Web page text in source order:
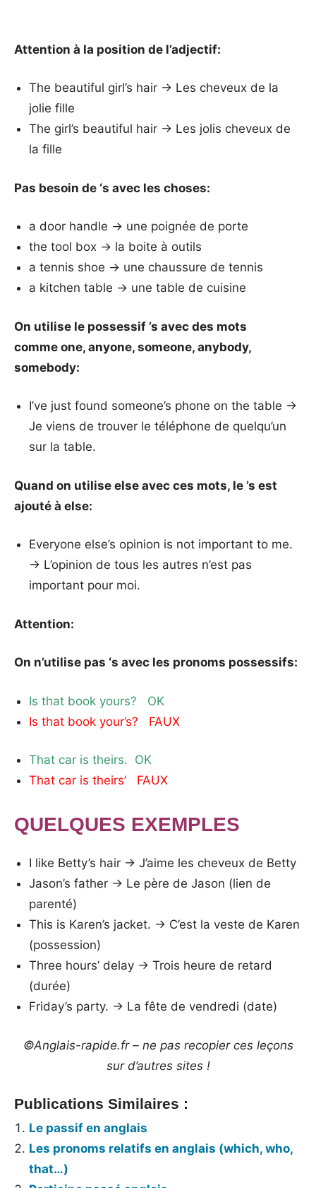
Attention à la position de l’adjectif:
The beautiful girl’s hair → Les cheveux de la
jolie fille
The girl’s beautiful hair → Les jolis cheveux de
la fille
Pas besoin de ‘s avec les choses:
a door handle → une poignée de porte
the tool box → la boite à outils
a tennis shoe → une chaussure de tennis
a kitchen table → une table de cuisine
On utilise le possessif ’s avec des mots
comme one, anyone, someone, anybody,
somebody:
I’ve just found someone’s phone on the table →
Je viens de trouver le téléphone de quelqu’un
sur la table.
Quand on utilise else avec ces mots, le ’s est
ajouté à else:
Everyone else’s opinion is not important to me.
→ L’opinion de tous les autres n’est pas
important pour moi.
Attention:
On n’utilise pas ‘s avec les pronoms possessifs:
Is that book yours? OK
Is that book your’s? FAUX
That car is theirs. OK
That car is theirs’ FAUX
QUELQUES EXEMPLES
I like Betty’s hair → J’aime les cheveux de Betty
Jason’s father → Le père de Jason (lien de
parenté)
This is Karen’s jacket. → C’est la veste de Karen
(possession)
Three hours’ delay → Trois heure de retard
(durée)
Friday’s party. → La fête de vendredi (date)
©Anglais-rapide.fr – ne pas recopier ces leçons
sur d’autres sites !
Publications Similaires :
Le passif en anglais
Les pronoms relatifs en anglais (which, who,
that…)